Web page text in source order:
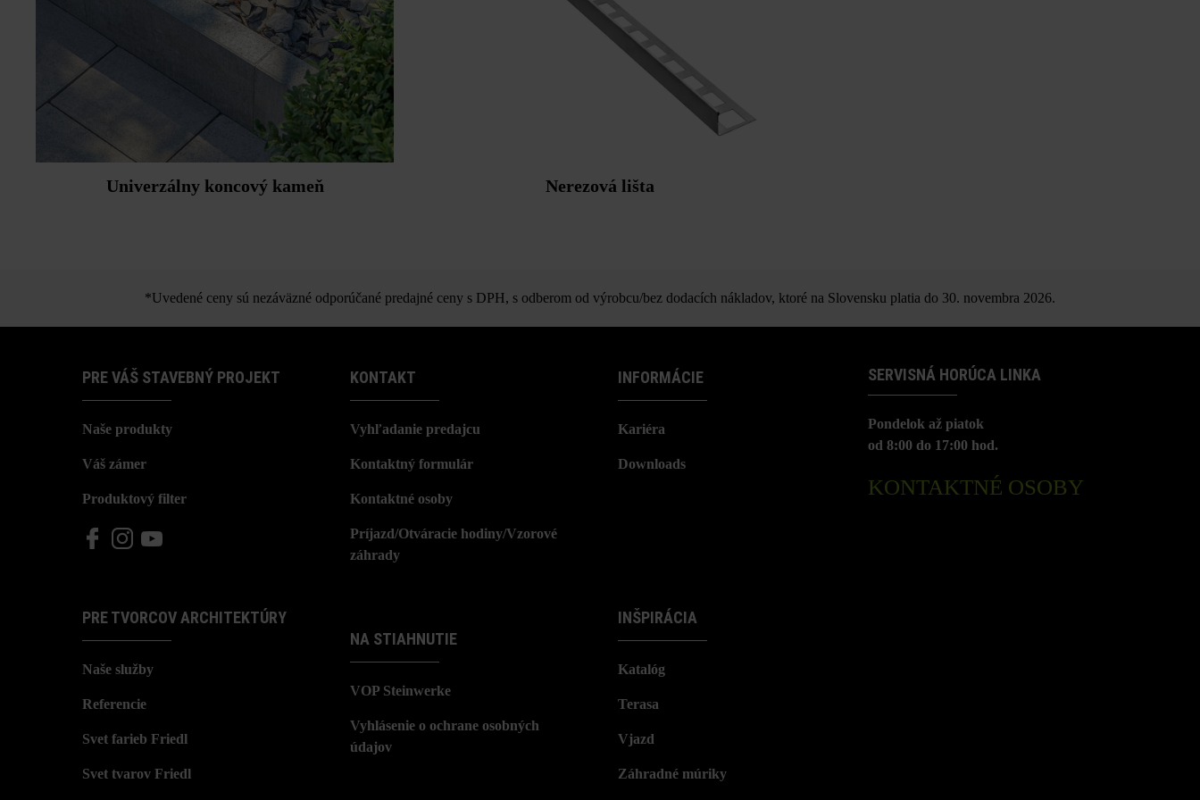
Univerzálny koncový kameň Nerezová lišta
*Uvedené ceny sú nezáväzné odporúčané predajné ceny s DPH, s odberom od výrobcu/bez dodacích nákladov, ktoré na Slovensku platia do 30. novembra 2026.
PRE VÁŠ STAVEBNÝ PROJEKT
Naše produkty
Váš zámer
Produktový filter
PRE TVORCOV ARCHITEKTÚRY
Naše služby
Referencie
Svet farieb Friedl
Svet tvarov Friedl
KONTAKT
Vyhľadanie predajcu
Kontaktný formulár
Kontaktné osoby
Príjazd/Otváracie hodiny/Vzorové
záhrady
NA STIAHNUTIE
VOP Steinwerke
Vyhlásenie o ochrane osobných
údajov
INFORMÁCIE
Kariéra
Downloads
INŠPIRÁCIA
Katalóg
Terasa
Vjazd
Záhradné múriky
SERVISNÁ HORÚCA LINKA
Pondelok až piatok
od 8:00 do 17:00 hod.
KONTAKTNÉ OSOBY